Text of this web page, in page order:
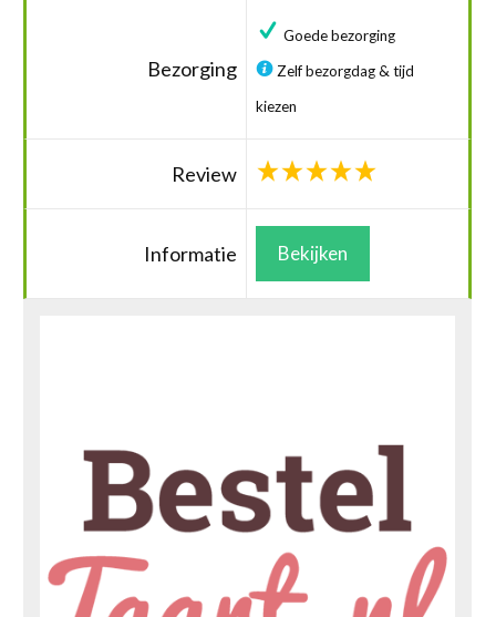
Bezorging
Goede bezorging
Zelf bezorgdag & tijd
kiezen
Review
Informatie Bekijken